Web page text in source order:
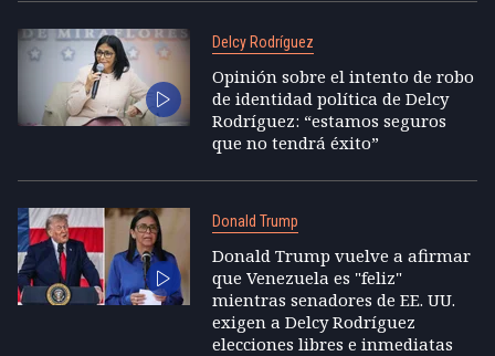
Delcy Rodríguez
Opinión sobre el intento de robo
de identidad política de Delcy
Rodríguez: “estamos seguros
que no tendrá éxito”
Donald Trump
Donald Trump vuelve a afirmar
que Venezuela es "feliz"
mientras senadores de EE. UU.
exigen a Delcy Rodríguez
elecciones libres e inmediatas